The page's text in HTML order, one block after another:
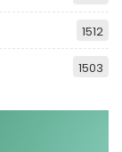
1512
1503